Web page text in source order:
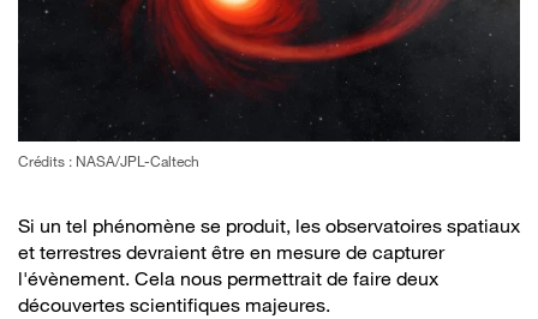
Crédits : NASA/JPL-Caltech
Si un tel phénomène se produit, les observatoires spatiaux
et terrestres devraient être en mesure de capturer
l'évènement. Cela nous permettrait de faire deux
découvertes scientifiques majeures.